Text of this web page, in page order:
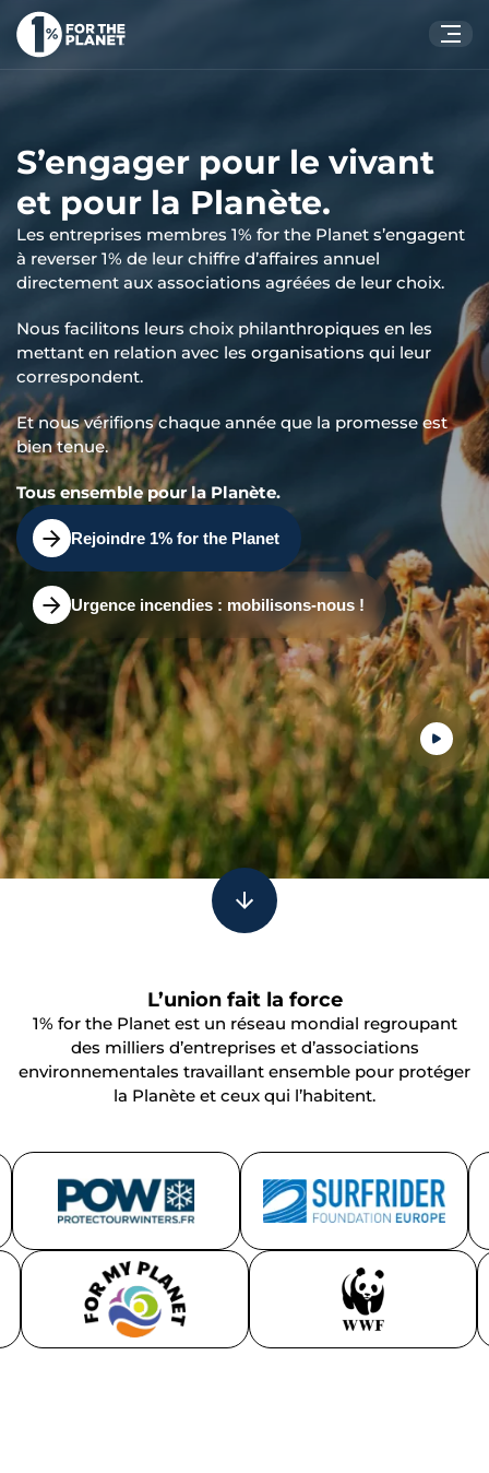
Rechercher
sur le site
S’engager pour le vivant
et pour la Planète.
Les entreprises membres 1% for the Planet s’engagent
à reverser 1% de leur chiffre d’affaires annuel
directement aux associations agréées de leur choix.
Nous facilitons leurs choix philanthropiques en les
mettant en relation avec les organisations qui leur
correspondent.
Et nous vérifions chaque année que la promesse est
bien tenue.
Tous ensemble pour la Planète.
Rejoindre 1% for the Planet
Urgence incendies : mobilisons-nous !
L’union fait la force
1% for the Planet est un réseau mondial regroupant
des milliers d’entreprises et d’associations
environnementales travaillant ensemble pour protéger
la Planète et ceux qui l’habitent.